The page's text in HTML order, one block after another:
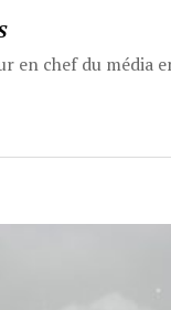
en chef du média